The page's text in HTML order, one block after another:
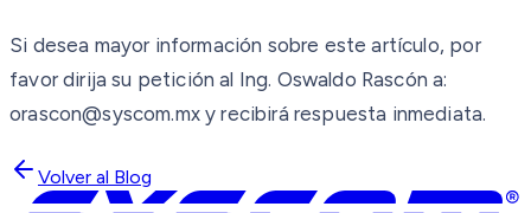
Si desea mayor información sobre este artículo, por
favor dirija su petición al Ing. Oswaldo Rascón a:
orascon@syscom.mx y recibirá respuesta inmediata.
Volver al Blog